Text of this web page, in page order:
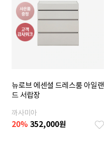
뉴로브 에센셜 드레스룸 아일랜
드 서랍장
까사미아
20% 352,000원